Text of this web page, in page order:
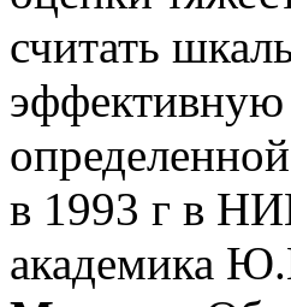
считать
в 1993 г в
академика